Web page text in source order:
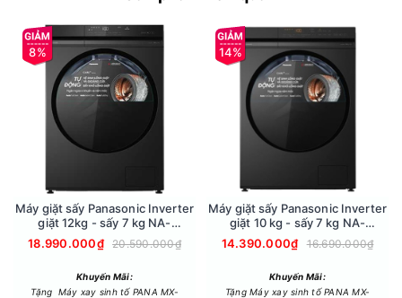
Công suất:1500 (W)
Hẹn giờ:0-240 phút
Kích thước:170*75*50 (cm)
Sức chứa:15 (kg)
Công nghệ sấy:ion khử khuẩn
Bánh xe:4 bánh xe chịu lực
8%
Máy giặt sấy Panasonic Inverter
giặt 12kg - sấy 7 kg NA-
S24DW1BVT
18.990.000₫ 20.590.000₫
Khuyến Mãi:
Tặng Máy xay sinh tố PANA MX-
14%
Máy giặt sấy Panasonic Inverter
giặt 10 kg - sấy 7 kg NA-
S20DG1BVT
14.390.000₫ 16.690.000₫
Khuyến Mãi:
Tặng Máy xay sinh tố PANA MX-